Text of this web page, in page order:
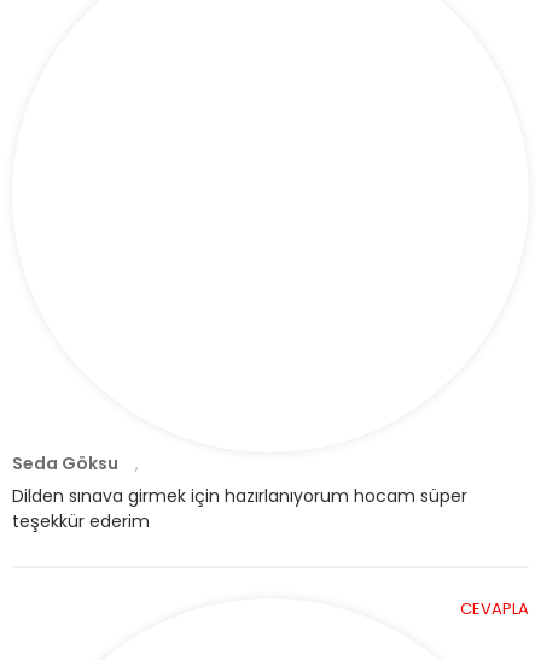
Seda Göksu ,
Dilden sınava girmek için hazırlanıyorum hocam süper
teşekkür ederim
CEVAPLA